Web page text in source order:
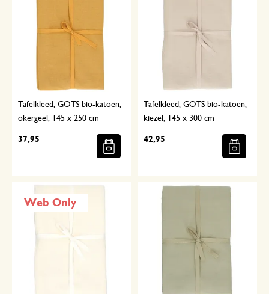
Tafelkleed, GOTS bio-katoen,
okergeel, 145 x 250 cm
37,95
Tafelkleed, GOTS bio-katoen,
kiezel, 145 x 300 cm
42,95
Web Only